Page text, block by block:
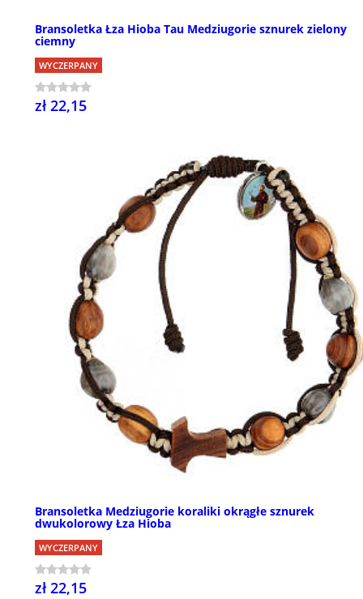
Bransoletka Łza Hioba Tau Medziugorie sznurek zielony
ciemny
WYCZERPANY
zł 22,15
Bransoletka Medziugorie koraliki okrągłe sznurek
dwukolorowy Łza Hioba
WYCZERPANY
zł 22,15